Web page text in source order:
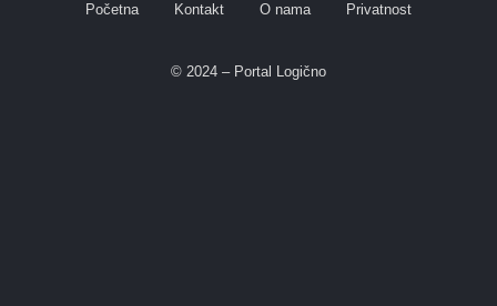
Početna Kontakt O nama Privatnost
© 2024 – Portal Logično